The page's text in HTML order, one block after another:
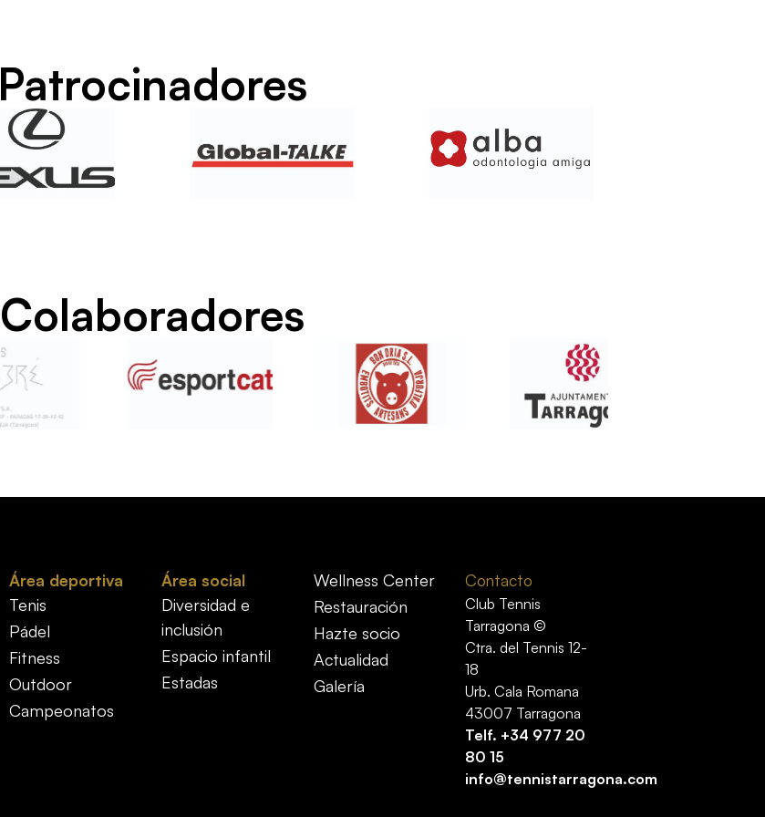
Patrocinadores
Colaboradores
Área deportiva
Tenis
Pádel
Fitness
Outdoor
Campeonatos
Área social
Diversidad e
inclusión
Espacio infantil
Estadas
Wellness Center
Restauración
Hazte socio
Actualidad
Galería
Contacto
Club Tennis
Tarragona ©
Ctra. del Tennis 12-
18
Urb. Cala Romana
43007 Tarragona
Telf. +34 977 20
80 15
info@tennistarragona.com